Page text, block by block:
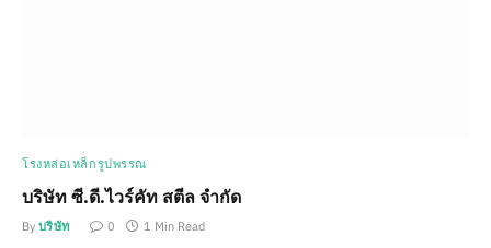
โรงหล่อเหล็กรูปพรรณ
บริษัท ซี.ดี.ไวร์คัท สตีล จำกัด
By บริษัท 0 1 Min Read